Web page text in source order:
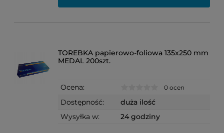
TOREBKA papierowo-foliowa 135x250 mm
MEDAL 200szt.
Ocena: 0 ocen
Dostępność:
duża ilość
Wysyłka w:
24 godziny